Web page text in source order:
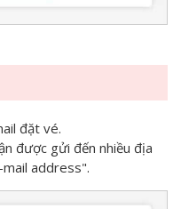
đặt vé.
được gửi đến nhiều địa
address".